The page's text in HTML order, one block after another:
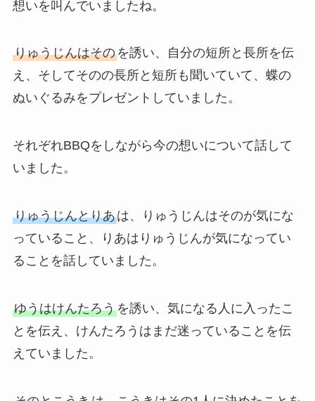
想いを叫んでいましたね。
りゅうじんはそのを誘い、自分の短所と長所を伝
え、そしてそのの長所と短所も聞いていて、蝶の
ぬいぐるみをプレゼントしていました。
それぞれBBQをしながら今の想いについて話して
いました。
りゅうじんとりあは、りゅうじんはそのが気にな
っていること、りあはりゅうじんが気になってい
ることを話していました。
ゆうはけんたろうを誘い、気になる人に入ったこ
とを伝え、けんたろうはまだ迷っていることを伝
えていました。